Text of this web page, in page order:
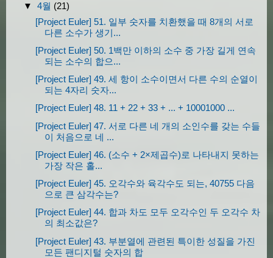
▼ 4월 (21)
[Project Euler] 51. 일부 숫자를 치환했을 때 8개의 서로
다른 소수가 생기...
[Project Euler] 50. 1백만 이하의 소수 중 가장 길게 연속
되는 소수의 합으...
[Project Euler] 49. 세 항이 소수이면서 다른 수의 순열이
되는 4자리 숫자...
[Project Euler] 48. 11 + 22 + 33 + ... + 10001000 ...
[Project Euler] 47. 서로 다른 네 개의 소인수를 갖는 수들
이 처음으로 네 ...
[Project Euler] 46. (소수 + 2×제곱수)로 나타내지 못하는
가장 작은 홀...
[Project Euler] 45. 오각수와 육각수도 되는, 40755 다음
으로 큰 삼각수는?
[Project Euler] 44. 합과 차도 모두 오각수인 두 오각수 차
의 최소값은?
[Project Euler] 43. 부분열에 관련된 특이한 성질을 가진
모든 팬디지털 숫자의 합